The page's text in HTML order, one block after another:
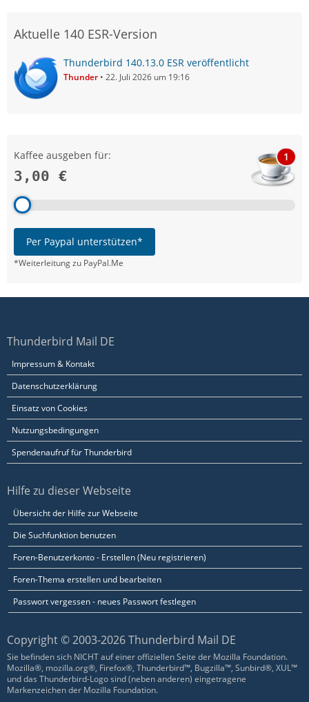
Aktuelle 140 ESR-Version
Thunderbird 140.13.0 ESR veröffentlicht
Thunder 22. Juli 2026 um 19:16
Kaffee ausgeben für:
3,00 €
1
Per Paypal unterstützen*
*Weiterleitung zu PayPal.Me
Thunderbird Mail DE
Impressum & Kontakt
Datenschutzerklärung
Einsatz von Cookies
Nutzungsbedingungen
Spendenaufruf für Thunderbird
Hilfe zu dieser Webseite
Übersicht der Hilfe zur Webseite
Die Suchfunktion benutzen
Foren-Benutzerkonto - Erstellen (Neu registrieren)
Foren-Thema erstellen und bearbeiten
Passwort vergessen - neues Passwort festlegen
Copyright © 2003-2026 Thunderbird Mail DE
Sie befinden sich NICHT auf einer offiziellen Seite der Mozilla Foundation.
Mozilla®, mozilla.org®, Firefox®, Thunderbird™, Bugzilla™, Sunbird®, XUL™
und das Thunderbird-Logo sind (neben anderen) eingetragene
Markenzeichen der Mozilla Foundation.